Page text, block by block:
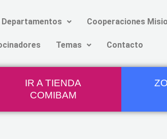
Departamentos Cooperaciones
Temas Contacto
IR A TIENDA
COMIBAM